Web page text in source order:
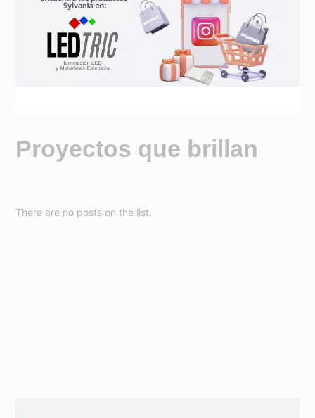
Proyectos que brillan
There are no posts on the list.